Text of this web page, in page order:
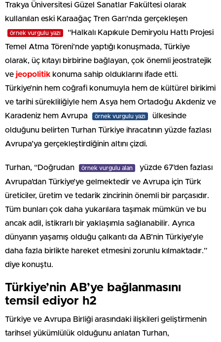
Trakya Üniversitesi Güzel Sanatlar Fakültesi olarak
kullanılan eski Karaağaç Tren Garı’nda gerçekleşen
örnek vurgulu yazı
“Halkalı Kapıkule Demiryolu Hattı Projesi
Temel Atma Töreni’nde yaptığı konuşmada, Türkiye
olarak, üç kıtayı birbirine bağlayan, çok önemli jeostratejik
ve jeopolitik konuma sahip olduklarını ifade etti.
Türkiye’nin hem coğrafi konumuyla hem de kültürel birikimi
ve tarihi sürekliliğiyle hem Asya hem Ortadoğu Akdeniz ve
Karadeniz hem Avrupa
örnek vurgulu yazı
ülkesinde
olduğunu belirten Turhan Türkiye ihracatının yüzde fazlası
Avrupa’ya gerçekleştirdiğinin altını çizdi.
Turhan, “Doğrudan örnek vurgulu alan
yüzde 67’den fazlası
Avrupa’dan Türkiye’ye gelmektedir ve Avrupa için Türk
üreticiler, üretim ve tedarik zincirinin önemli bir parçasıdır.
Tüm bunları çok daha yukarılara taşımak mümkün ve bu
ancak adil, istikrarlı bir yaklaşımla sağlanabilir. Ayrıca
dünyanın yaşamış olduğu çalkantı da AB’nin Türkiye’yle
daha fazla birlikte hareket etmesini zorunlu kılmaktadır.”
diye konuştu.
Türkiye’nin AB’ye bağlanmasını
temsil ediyor h2
Türkiye ve Avrupa Birliği arasındaki ilişkileri geliştirmenin
tarihsel yükümlülük olduğunu anlatan Turhan,